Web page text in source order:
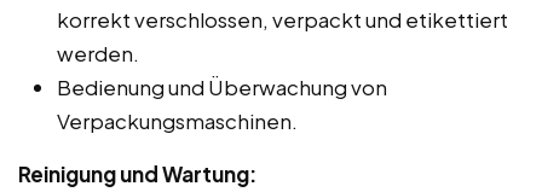
korrekt verschlossen, verpackt und etikettiert
werden.
Bedienung und Überwachung von
Verpackungsmaschinen.
Reinigung und Wartung: